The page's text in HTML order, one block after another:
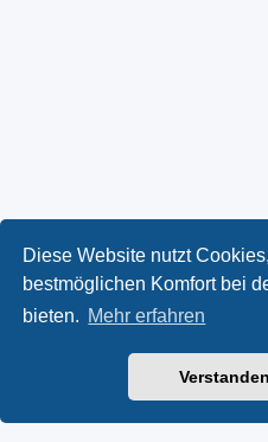
Diese Website nutzt
bestmöglichen Komfort bei
bieten. Mehr erfahren